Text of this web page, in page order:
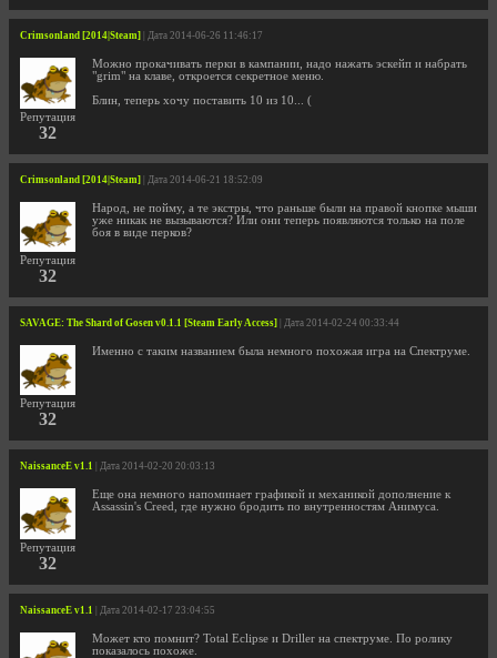
Crimsonland [2014|Steam] | Дата 2014-06-26 11:46:17
Репутация
32
Можно прокачивать перки в кампании, надо нажать эскейп и набрать
"grim" на клаве, откроется секретное меню.
Блин, теперь хочу поставить 10 из 10... (
Crimsonland [2014|Steam] | Дата 2014-06-21 18:52:09
Репутация
32
Народ, не пойму, а те экстры, что раньше были на правой кнопке мыши
уже никак не вызываются? Или они теперь появляются только на поле
боя в виде перков?
SAVAGE: The Shard of Gosen v0.1.1 [Steam Early Access] | Дата 2014-02-24 00:33:44
Репутация
32
Именно с таким названием была немного похожая игра на Спектруме.
NaissanceE v1.1 | Дата 2014-02-20 20:03:13
Репутация
32
Еще она немного напоминает графикой и механикой дополнение к
Assassin's Creed, где нужно бродить по внутренностям Анимуса.
NaissanceE v1.1 | Дата 2014-02-17 23:04:55
Может кто помнит? Total Eclipse и Driller на спектруме. По ролику
показалось похоже.